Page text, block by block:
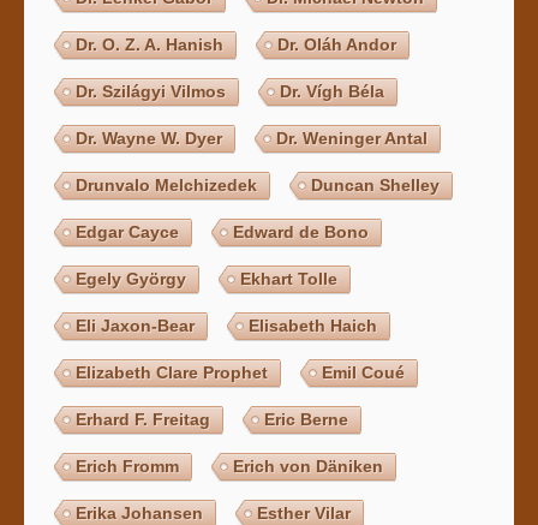
Dr. O. Z. A. Hanish Dr. Oláh Andor
Dr. Szilágyi Vilmos Dr. Vígh Béla
Dr. Wayne W. Dyer Dr. Weninger Antal
Drunvalo Melchizedek Duncan Shelley
Edgar Cayce Edward de Bono
Egely György Ekhart Tolle
Eli Jaxon-Bear Elisabeth Haich
Elizabeth Clare Prophet Emil Coué
Erhard F. Freitag Eric Berne
Erich Fromm Erich von Däniken
Erika Johansen Esther Vilar